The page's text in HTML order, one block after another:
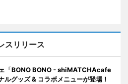
スリリース
ェ「BONO BONO - shiMATCHAcafe
グッズ & コラボメニューが登場！